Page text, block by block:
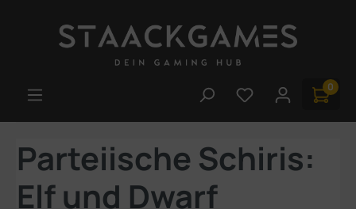
Du hast 0 0
Parteiische Schiris:
Elf und Dwarf